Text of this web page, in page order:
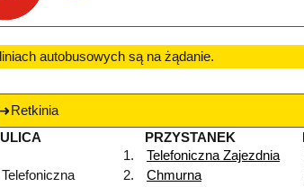
autobusowych są na żądanie.
Retkinia
ULICA
PRZYSTANEK
1.
Telefoniczna Zajezdnia
Telefoniczna
2. Chmurna